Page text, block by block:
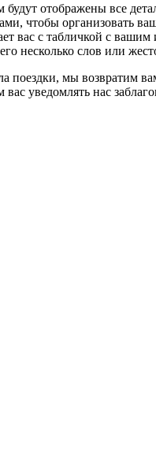
отображены все
чтобы
вас с табличкой с
несколько слов или
поездки, мы возвратим
уведомлять нас